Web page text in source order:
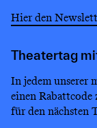
Hier den
Theatertag
In jedem unserer
einen
für den nächsten